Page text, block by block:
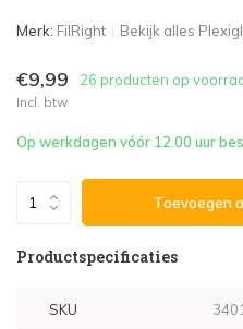
Merk: FilRight Bekijk alles
€9,99 26 producten op
Incl. btw
Op werkdagen vóór 12.00 uur
Toevoegen
Productspecificaties
SKU